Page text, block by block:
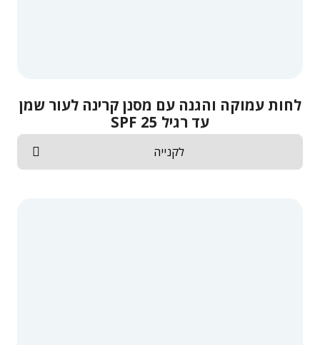
לחות עמוקה והגנה עם מסנן קרינה לעור שמן
עד רגיל SPF 25
לקנייה